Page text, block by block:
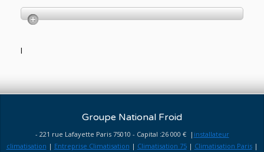
l
Groupe National Froid
- 221 rue Lafayette Paris 75010 - Capital :26 000 € | installateur
climatisation | Entreprise Climatisation | Climatisation 75| Climatisation Paris|